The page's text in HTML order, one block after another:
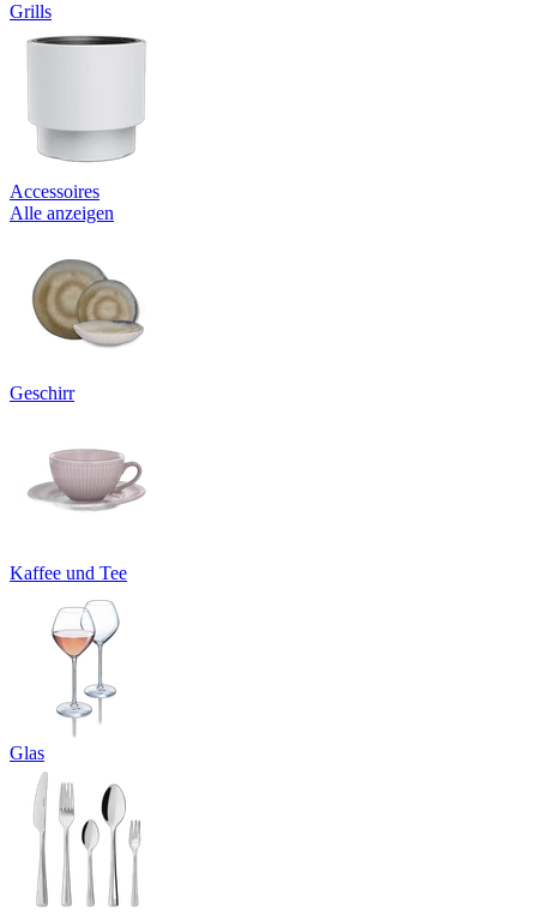
Grills
Accessoires
Alle anzeigen
Geschirr
Kaffee und Tee
Glas